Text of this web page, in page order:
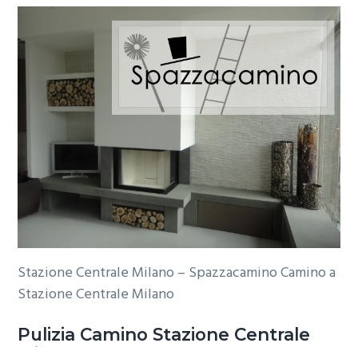
Stazione Centrale Milano – Spazzacamino Camino a
Stazione Centrale Milano
Pulizia Camino Stazione Centrale